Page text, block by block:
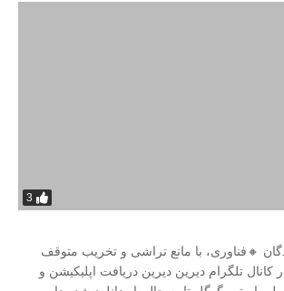
3
🔸فناوری، با مانع تراشی و تخریب متوقف
تلگرام دیرین دیرین دریافت اپلیکیشن و